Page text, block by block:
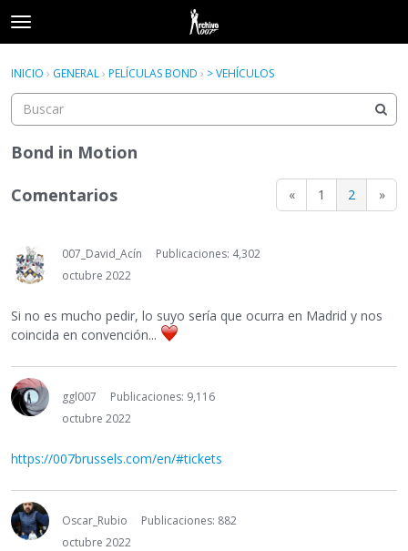
t
o
g
e
m
e
u
Acceder Registrarse
Acceder Registrarse
INICIO › GENERAL› PELÍCULAS BOND › > VEHÍCULOS
Bond in Motion
« 1 2 »
Comentarios
007_David_Acín
Publicaciones: 4,302
octubre 2022
Si no es mucho pedir, lo suyo sería que ocurra en Madrid y nos
coincida en convención...
ggl007
Publicaciones: 9,116
octubre 2022
https://007brussels.com/en/#tickets
Oscar_Rubio
Publicaciones: 882
octubre 2022